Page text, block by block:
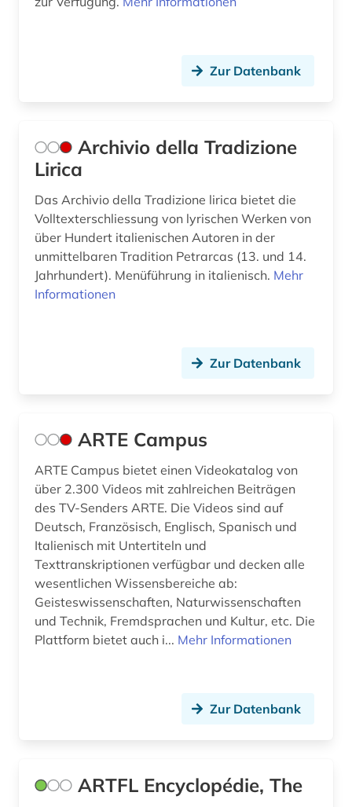
hispanoamerikanisch (1)
historische lexikographie (3)
historische sprachwissenschaft (2)
hochschulschrift (3)
iberische halbinsel (2)
iberoamerika (2)
iberoromanisch (1)
iberoromanistik (54)
il decamerone (1)
indien (1)
indogermanische sprachen (1)
inka (1)
Zur Datenbank
Archivio della Tradizione
Lirica
Das Archivio della Tradizione lirica bietet die
Volltexterschliessung von lyrischen Werken von
über Hundert italienischen Autoren in der
unmittelbaren Tradition Petrarcas (13. und 14.
Jahrhundert). Menüführung in italienisch. Mehr
Informationen
Zur Datenbank
ARTE Campus
ARTE Campus bietet einen Videokatalog von
über 2.300 Videos mit zahlreichen Beiträgen
des TV-Senders ARTE. Die Videos sind auf
Deutsch, Französisch, Englisch, Spanisch und
Italienisch mit Untertiteln und
Texttranskriptionen verfügbar und decken alle
wesentlichen Wissensbereiche ab:
Geisteswissenschaften, Naturwissenschaften
und Technik, Fremdsprachen und Kultur, etc. Die
Plattform bietet auch i... Mehr Informationen
Zur Datenbank
ARTFL Encyclopédie, The